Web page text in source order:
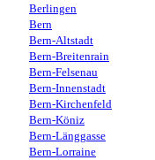
Berlingen
Bern
Bern-Altstadt
Bern-Breitenrain
Bern-Felsenau
Bern-Innenstadt
Bern-Kirchenfeld
Bern-Köniz
Bern-Länggasse
Bern-Lorraine